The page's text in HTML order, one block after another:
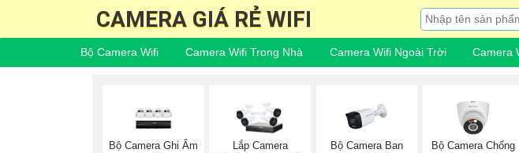
CAMERA GIÁ RẺ WIFI
Bộ Camera Wifi Camera Wifi Trong Nhà Camera Wifi Ngoài Trời Camera
Bộ Camera Ghi Âm
Lắp Camera
Bộ Camera Ban
Bộ Camera Chống